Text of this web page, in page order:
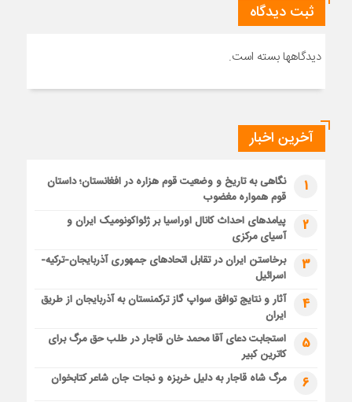
ثبت دیدگاه
دیدگاهها بسته است.
آخرین اخبار
1
نگاهی به تاریخ و وضعیت قوم هزاره در افغانستان؛ داستان
قوم همواره مغضوب
2
پیامدهای احداث کانال اوراسیا بر ژئواکونومیک ایران و
آسیای مرکزی
3
برخاستن ایران در تقابل اتحادهای جمهوری آذربایجان-ترکیه-
اسرائیل
4
آثار و نتایج توافق سواپ گاز ترکمنستان به آذربایجان از طریق
ایران
5
استجابت دعای آقا محمد خان قاجار در طلب حق مرگ برای
کاترین کبیر
6 مرگ شاه قاجار به دلیل خربزه و نجات جان شاعر کتابخوان